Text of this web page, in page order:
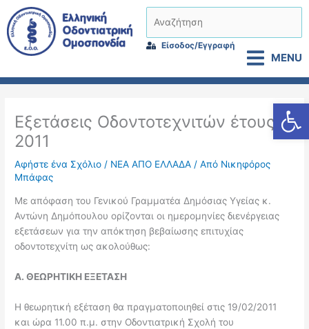
Μετάβαση
στο
περιεχόμενο
Είσοδος/Εγγραφή
MENU
Εξετάσεις Οδοντοτεχνιτών έτους
2011
Αφήστε ένα Σχόλιο / ΝΕΑ ΑΠΟ ΕΛΛΑΔΑ / Από Νικηφόρος
Μπάφας
Με απόφαση του Γενικού Γραμματέα Δημόσιας Υγείας κ.
Αντώνη Δημόπουλου ορίζονται οι ημερομηνίες διενέργειας
εξετάσεων για την απόκτηση βεβαίωσης επιτυχίας
οδοντοτεχνίτη ως ακολούθως:
Α. ΘΕΩΡΗΤΙΚΗ ΕΞΕΤΑΣΗ
Η θεωρητική εξέταση θα πραγματοποιηθεί στις 19/02/2011
και ώρα 11.00 π.μ. στην Οδοντιατρική Σχολή του